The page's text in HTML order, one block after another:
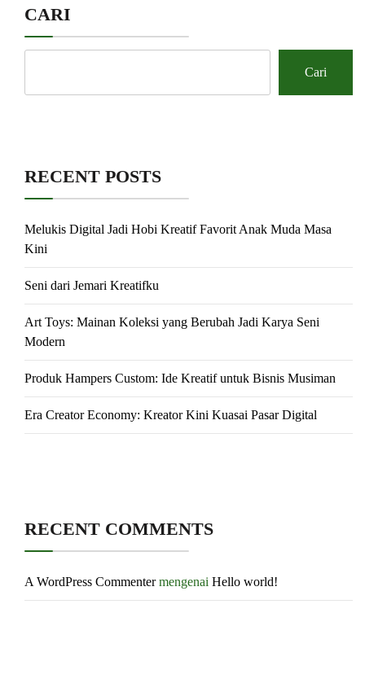
CARI
Cari
RECENT POSTS
Melukis Digital Jadi Hobi Kreatif Favorit Anak Muda Masa
Kini
Seni dari Jemari Kreatifku
Art Toys: Mainan Koleksi yang Berubah Jadi Karya Seni
Modern
Produk Hampers Custom: Ide Kreatif untuk Bisnis Musiman
Era Creator Economy: Kreator Kini Kuasai Pasar Digital
RECENT COMMENTS
A WordPress Commentermengenai Hello world!